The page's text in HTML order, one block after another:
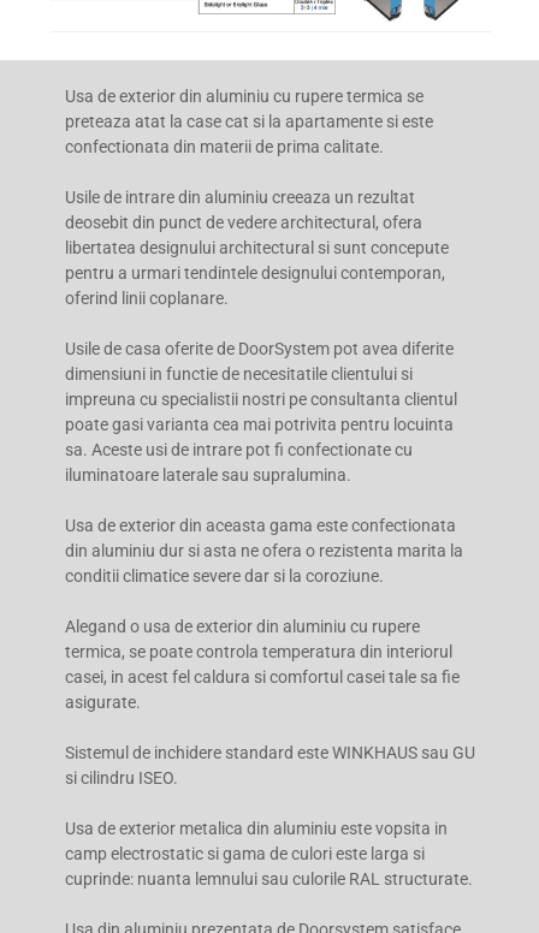
Usa de exterior din aluminiu cu rupere termica se
preteaza atat la case cat si la apartamente si este
confectionata din materii de prima calitate.
Usile de intrare din aluminiu creeaza un rezultat
deosebit din punct de vedere architectural, ofera
libertatea designului architectural si sunt concepute
pentru a urmari tendintele designului contemporan,
oferind linii coplanare.
Usile de casa oferite de DoorSystem pot avea diferite
dimensiuni in functie de necesitatile clientului si
impreuna cu specialistii nostri pe consultanta clientul
poate gasi varianta cea mai potrivita pentru locuinta
sa. Aceste usi de intrare pot fi confectionate cu
iluminatoare laterale sau supralumina.
Usa de exterior din aceasta gama este confectionata
din aluminiu dur si asta ne ofera o rezistenta marita la
conditii climatice severe dar si la coroziune.
Alegand o usa de exterior din aluminiu cu rupere
termica, se poate controla temperatura din interiorul
casei, in acest fel caldura si comfortul casei tale sa fie
asigurate.
Sistemul de inchidere standard este WINKHAUS sau GU
si cilindru ISEO.
Usa de exterior metalica din aluminiu este vopsita in
camp electrostatic si gama de culori este larga si
cuprinde: nuanta lemnului sau culorile RAL structurate.